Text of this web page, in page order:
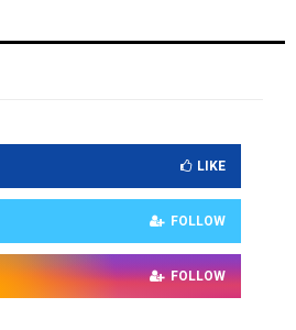
LIKE
FOLLOW
FOLLOW